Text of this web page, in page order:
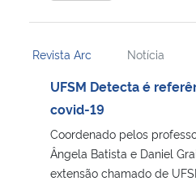
Revista Arc Notícia
UFSM Detecta é
covid-19
Coordenado pelos
Ângela Batista e Daniel
extensão chamado de